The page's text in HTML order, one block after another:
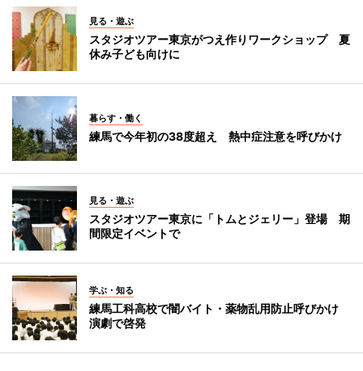
見る・遊ぶ
スタジオツアー東京がつえ作りワークショップ 夏
休み子ども向けに
暮らす・働く
練馬で今年初の38度超え 熱中症注意を呼びかけ
見る・遊ぶ
スタジオツアー東京に「トムとジェリー」登場 期
間限定イベントで
学ぶ・知る
練馬工科高校で闇バイト・薬物乱用防止呼びかけ
演劇で啓発